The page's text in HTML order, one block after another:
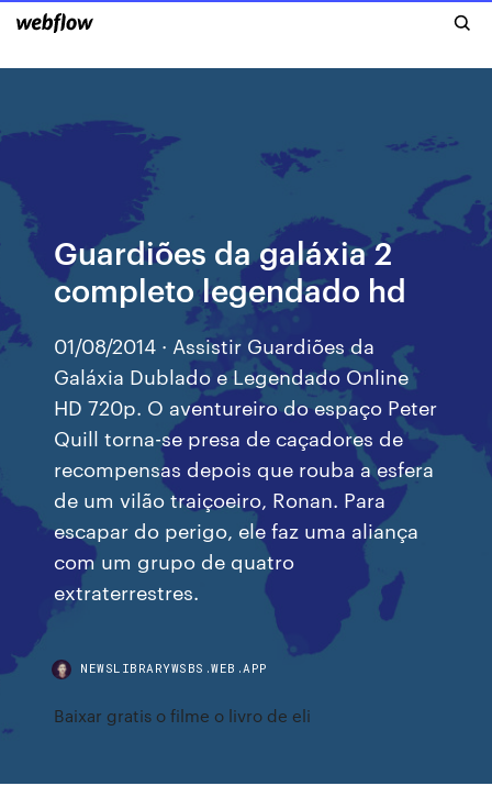
Guardiões da galáxia 2
completo legendado hd
01/08/2014 · Assistir Guardiões da
Galáxia Dublado e Legendado Online
HD 720p. O aventureiro do espaço Peter
Quill torna-se presa de caçadores de
recompensas depois que rouba a esfera
de um vilão traiçoeiro, Ronan. Para
escapar do perigo, ele faz uma aliança
com um grupo de quatro
extraterrestres.
NEWSLIBRARYWSBS.WEB.APP
Baixar gratis o filme o livro de eli